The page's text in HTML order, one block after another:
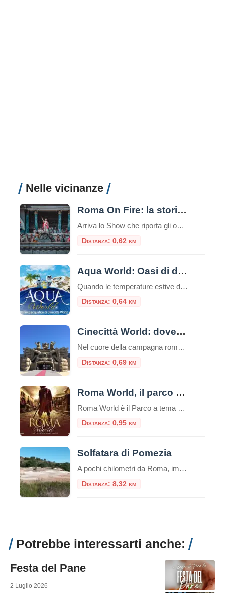
Nelle vicinanze
Roma On Fire: la storia dà spettacolo!
Arriva lo Show che riporta gli ospiti nell’Antica Roma Ha duemila anni ma se li porta bene: ecco Roma On Fire il nuovo, spettacolare, live show serale che promette di incendiare le notti estive della Capitale, con oltre 30 artisti in scena, accompagnati da gladiatori, legionari, ancelle, ballerini, bighe, cavalli, videomapping ed effetti speciali. Dal […]
Distanza: 0,62 km
Aqua World: Oasi di divertimento cinematografico
Quando le temperature estive della Capitale cominciano a farsi roventi, c’è un luogo alle porte di Roma capace di trasformare la calura in un’avventura rinfrescante a ritmo di cinema, adrenalina e relax. Si tratta di Aqua World, l’esclusivo parco acquatico di Cinecittà World situato a Castel Romano. Concepito come un vero e proprio “paradiso acquatico” […]
Distanza: 0,64 km
Cinecittà World: dove il Cinema diventa Realtà
Nel cuore della campagna romana, a pochi chilometri dalla Capitale, sorge uno dei parchi tematici più affascinanti d’Italia: Cinecittà World. Inaugurato nel 2014, questo straordinario parco rappresenta un omaggio alla settima arte e alla gloriosa tradizione cinematografica italiana, offrendo ai visitatori un’esperienza immersiva nel mondo del cinema e della televisione. Un Parco Nato dal Sogno […]
Distanza: 0,69 km
Roma World, il parco dell’Antica Roma
Roma World è il Parco a tema dell’Antica Roma, nato a fianco di Cinecittà World. E’ un experience park permette di immergersi nella storia, di vivere la Roma Antica, così come l’abbiamo immaginata nei film e sui libri, da Ben Hur al Gladiatore. Il visitatore pùò riscoprire il contatto con la natura, mangiare nella Taberna […]
Distanza: 0,95 km
Solfatara di Pomezia
A pochi chilometri da Roma, immersa nella campagna laziale, si trova la Solfatara di Pomezia, un luogo affascinante e poco conosciuto che custodisce un pezzo di storia geologica e naturalistica del territorio. Quest’area, caratterizzata da fenomeni di vulcanismo secondario, regala un paesaggio suggestivo fatto di vapori sulfurei, laghetti dalle acque colorate e un ecosistema unico […]
Distanza: 8,32 km
Potrebbe interessarti anche:
Festa del Pane
2 Luglio 2026